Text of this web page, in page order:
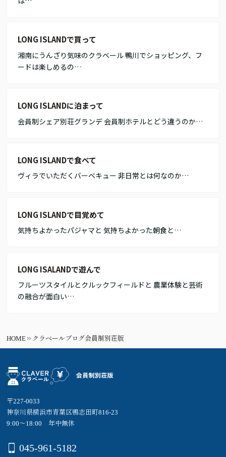
LONG ISLANDで買って
湘南にうんざり気味のクラベール 鴨川でショッピング、フ
ードは楽しめるの…
LONG ISLANDに泊まって
会員制シェア別荘グランデ 会員制ホテルとどう違うのか…
LONG ISLANDで食べて
ヴィラでいただくバーベキュー 非日常とは何なのか…
LONG ISLANDで目覚めて
気持ちよかったパジャマと 気持ちよかった朝食と…
LONG ISALANDで遊んで
フルーツスタイルとクルックフィールドと 農業体験と芸術
の融合が面白い…
HOME クラベールブログ会員制別荘版
〒227-0033
神奈川県横浜市青葉区鴨志田町816-23
9:00～18:00 年中無休
045-961-5182